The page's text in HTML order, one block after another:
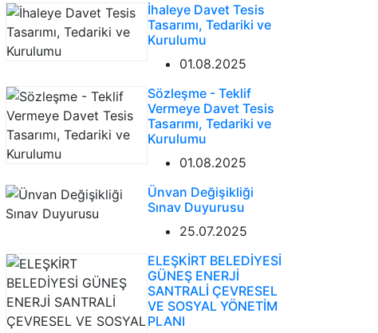
İhaleye Davet Tesis
Tasarımı, Tedariki ve
Kurulumu
01.08.2025
Sözleşme - Teklif
Vermeye Davet Tesis
Tasarımı, Tedariki ve
Kurulumu
01.08.2025
Ünvan Değişikliği
Sınav Duyurusu
25.07.2025
ELEŞKİRT BELEDİYESİ
GÜNEŞ ENERJİ
SANTRALİ ÇEVRESEL
VE SOSYAL YÖNETİM
PLANI